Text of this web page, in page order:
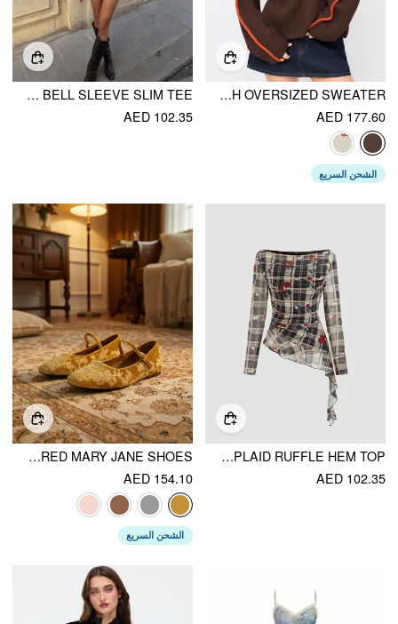
KNIT HIGH NECK HORSE EMBROIDERY STITCH OVERSIZED SWEATER
AED 177.60
الشحن السريع
STRIPED BOAT NECK BELL SLEEVE SLIM TEE
AED 102.35
MESH BOAT NECK ROSE PLAID RUFFLE HEM TOP
AED 102.35
ROUND TOE EMBROIDERED MARY JANE SHOES
AED 154.10
الشحن السريع